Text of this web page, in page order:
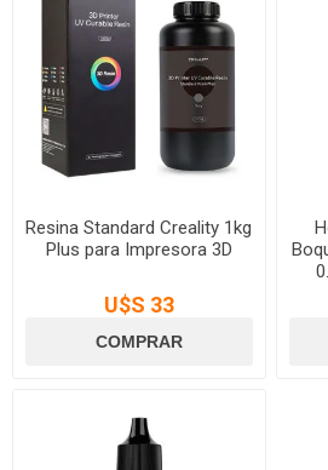
Resina Standard Creality 1kg
Plus para Impresora 3D
U$S 33